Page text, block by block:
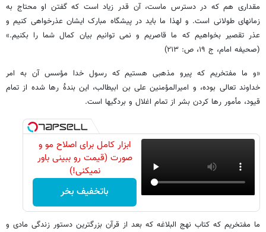
مقداری هم که در دسترس ماست، آن قدر زیاد است که گفتن او محتاج به
زمانهای طولانی است. و لهذا ما باید در پیشگاه مبارک ایشان عذرخواهی کنیم و
عذر تقصیر بخواهیم که ما قاصریم و نمی‏ توانیم بیان کمال شما را بکنیم.»
(صحیفه امام، ج ‏۱۹، ص: ۲۱۳)
«و ما مفتخریم که پیرو مذهبی هستیم که رسول خدا مؤسس آن به امر
خداوند‏‎ ‎‏تعالی بوده، و امیرالمؤمنین علی بن ابیطالب، این بندۀ رها شده از تمام
قیود،‏‎ ‎‏مأمور رها کردن بشر از تمام اغلال و بردگیها است.‏
ابزار کامل برای اصلاح مو و
صورت (قیمت رو ببینی باور
نمیکنی!)
باتخفیف بخر
‏‏ما مفتخریم که کتاب نهج البلاغه‏ که بعد از قرآن بزرگترین دستور زندگی‏‎ ‎‏مادی و